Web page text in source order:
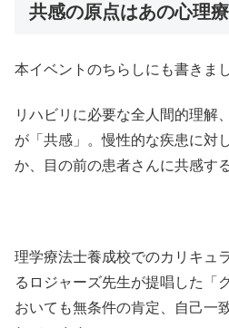
共感の原点はあの心理
本イベントのちらしにも書きま
リハビリに必要な全人間的理解
が「共感」。慢性的な疾患に対
か、目の前の患者さんに共感す
理学療法士養成校でのカリキュ
るロジャーズ先生が提唱した「
おいても無条件の肯定、自己一